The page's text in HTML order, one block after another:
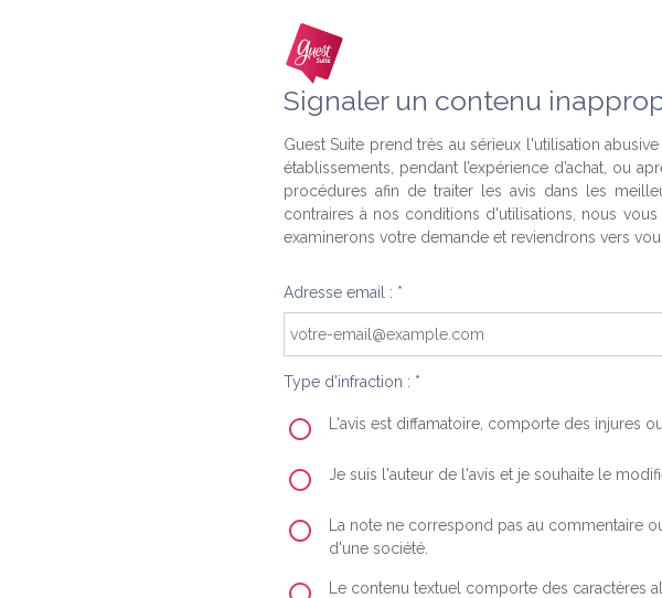
Signaler un contenu
Guest Suite prend très au sérieux l'utilisation
établissements, pendant l’expérience d’achat, ou
procédures afin de traiter les avis dans les
contraires à nos conditions d'utilisations, nous
examinerons votre demande et reviendrons vers
Adresse email : *
Type d'infraction : *
L'avis est diffamatoire, comporte des injures
Je suis l'auteur de l'avis et je souhaite le
La note ne correspond pas au commentaire
d'une société.
Le contenu textuel comporte des caractères